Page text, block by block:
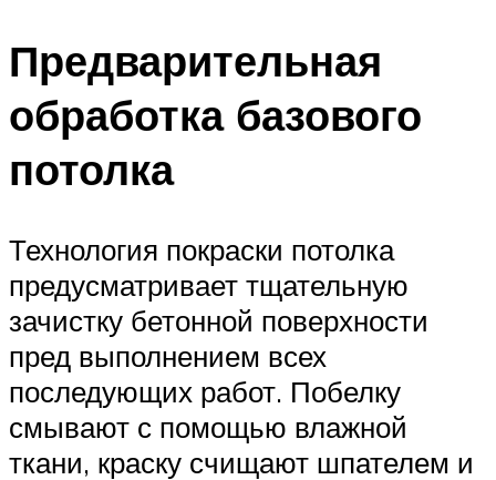
Предварительная
обработка базового
потолка
Технология покраски потолка
предусматривает тщательную
зачистку бетонной поверхности
пред выполнением всех
последующих работ. Побелку
смывают с помощью влажной
ткани, краску счищают шпателем и